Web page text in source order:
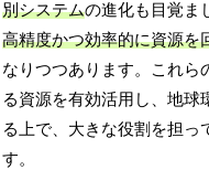
別システムの進化も目覚ま
高精度かつ効率的に資源を
なりつつあります。これら
る資源を有効活用し、地球
る上で、大きな役割を担っ
す。